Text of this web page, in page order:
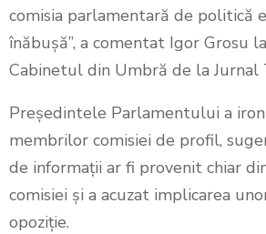
comisia parlamentară de politică
înăbușă”, a comentat Igor Grosu
Cabinetul din Umbră de la Jurnal
Președintele Parlamentului a
membrilor comisiei de profil,
de informații ar fi provenit chiar
comisiei și a acuzat implicarea
opoziție.